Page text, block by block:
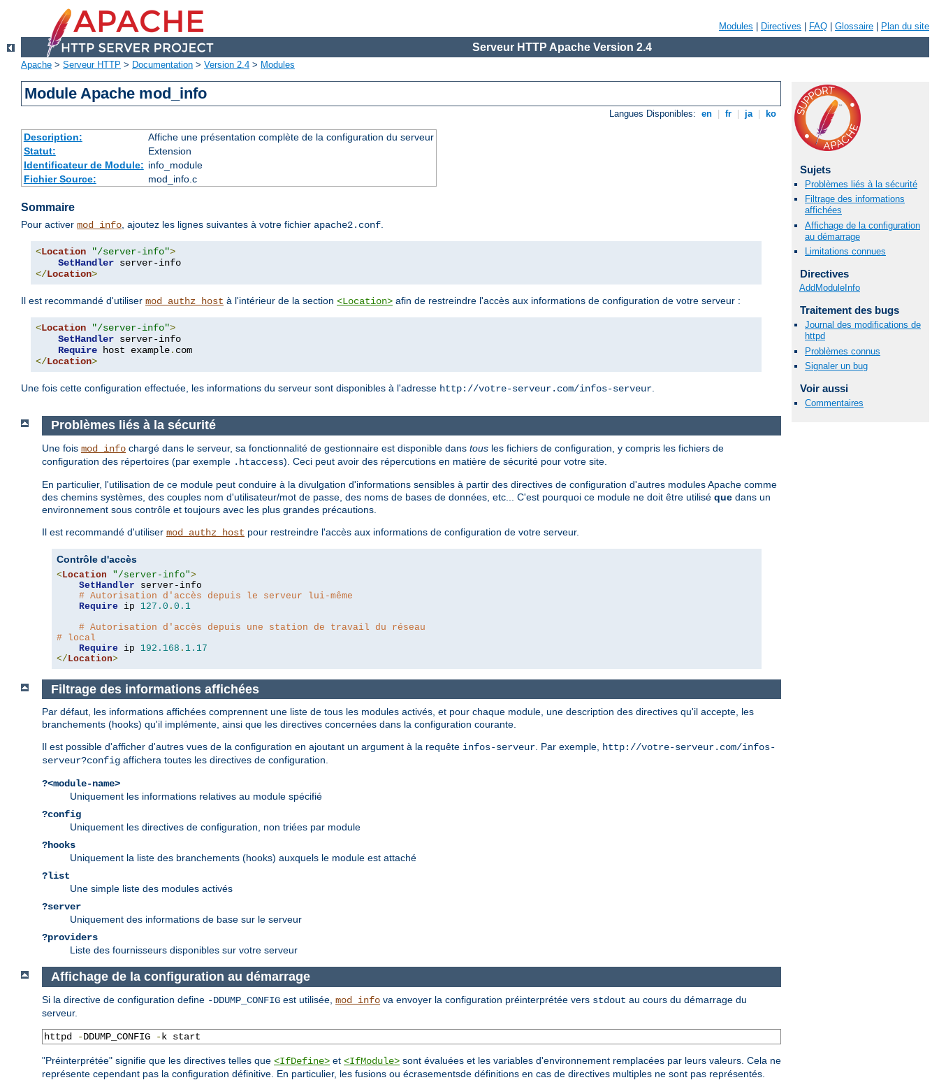
Modules Directives FAQ Glossaire Plan du site
Serveur HTTP Apache Version 2.4
Apache > Serveur HTTP > Documentation > Version 2.4 > Modules
Module Apache mod_info
Langues Disponibles: en fr ja ko
Description:
Affiche une présentation complète de la configuration du serveur
Statut:
Extension
Identificateur de Module: info_module
Fichier Source:
mod_info.c
Sommaire
Pour activer mod_info, ajoutez les lignes suivantes à votre fichier apache2.conf.
<Location "/server-info">
SetHandler
</Location>
Il est recommandé d'utiliser mod_authz_host à l'intérieur de la section <Location> afin de restreindre l'accès aux informations de configuration de votre serveur :
<Location "/server-info">
SetHandler server-info
Require host example.
</Location>
Une fois cette configuration effectuée, les informations du serveur sont disponibles à l'adresse http://votre-serveur.com/infos-serveur.
Sujets
Problèmes liés à la sécurité
Filtrage des informations
affichées
Affichage de la configuration
au démarrage
Limitations connues
Directives
AddModuleInfo
Traitement des bugs
Journal des modifications de
httpd
Problèmes connus
Signaler un bug
Voir aussi
Commentaires
Problèmes liés à la sécurité
Une fois mod_info chargé dans le serveur, sa fonctionnalité de gestionnaire est disponible dans tous les fichiers de configuration, y compris les fichiers de
configuration des répertoires (par exemple .htaccess). Ceci peut avoir des répercutions en matière de sécurité pour votre site.
En particulier, l'utilisation de ce module peut conduire à la divulgation d'informations sensibles à partir des directives de configuration d'autres modules Apache comme
des chemins systèmes, des couples nom d'utilisateur/mot de passe, des noms de bases de données, etc... C'est pourquoi ce module ne doit être utilisé que dans un
environnement sous contrôle et toujours avec les plus grandes précautions.
Il est recommandé d'utiliser mod_authz_host pour restreindre l'accès aux informations de configuration de votre serveur.
Contrôle d'accès
< Location "/server-info">
SetHandler server-info
# Autorisation d'accès depuis le serveur lui-même
Require ip 127.0 . 0.1
# Autorisation d'accès depuis une station de travail du réseau
# local
Require ip 192.168 . 1.17
</ Location>
Filtrage des informations affichées
Par défaut, les informations affichées comprennent une liste de tous les modules activés, et pour chaque module, une description des directives qu'il accepte, les
branchements (hooks) qu'il implémente, ainsi que les directives concernées dans la configuration courante.
Il est possible d'afficher d'autres vues de la configuration en ajoutant un argument à la requête infos-serveur. Par exemple, http://votre-serveur.com/infos-
serveur?config affichera toutes les directives de configuration.
?<module-name>
Uniquement les informations relatives au module spécifié
?config
Uniquement les directives de configuration, non triées par module
?hooks
Uniquement la liste des branchements (hooks) auxquels le module est attaché
?list
Une simple liste des modules activés
?server
Uniquement des informations de base sur le serveur
?providers
Liste des fournisseurs disponibles sur votre serveur
Affichage de la configuration au démarrage
Si la directive de configuration define -DDUMP_CONFIG est utilisée, mod_info va envoyer la configuration préinterprétée vers stdout au cours du démarrage du
serveur.
httpd -DDUMP_CONFIG -k start
"Préinterprétée" signifie que les directives telles que <IfDefine> et <IfModule> sont évaluées et les variables d'environnement remplacées par leurs valeurs. Cela ne
représente cependant pas la configuration définitive. En particulier, les fusions ou écrasementsde définitions en cas de directives multiples ne sont pas représentés.